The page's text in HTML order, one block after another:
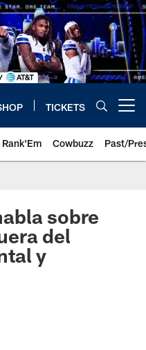
TICKETS
Rank'Em Cowbuzz Past/
sobre
del
y